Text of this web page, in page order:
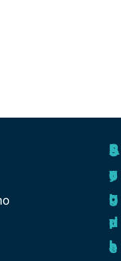
A
y
u
d
a
S
o
b
r
e
R
e
g
u
l
S
e
r
v
i